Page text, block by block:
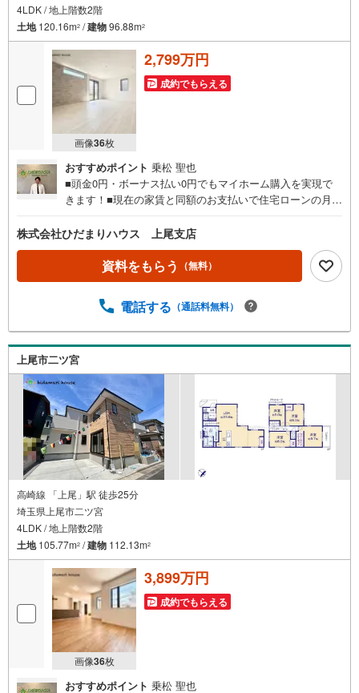
4LDK / 地上階数2階
土地120.16m2 /建物96.88m2
画像36枚
2,799万円
成約でもらえる
おすすめポイント 乗松 聖也
■頭金0円・ボーナス払い0円でもマイホーム購入を実現で
きます！■現在の家賃と同額のお支払いで住宅ローンの月々
明器具なども住宅ローンに組み入れられる時期です☆彡■住
宅ローン事前相談にてマイホーム購入後の住宅ローン返済
額を事前に知ることができ、住宅ローン審査も安心して行
えます。■大きな買い物だからこそ、一つひとつ納得しなが
とも、十分理解した上でご選択できます☆彡■現在、車のロ
ださい。■低金利の今だからこそ、住宅ローン審査が緩やか
な傾向にあります。
株式会社ひだまりハウス 上尾支店
資料をもらう （無料）
電話する （通話料無料）
上尾市二ツ宮
高崎線 「上尾」駅 徒歩25分
埼玉県上尾市二ツ宮
4LDK / 地上階数2階
土地105.77m2 /建物 112.13m2
画像36枚
3,899万円
成約でもらえる
おすすめポイント 乗松 聖也